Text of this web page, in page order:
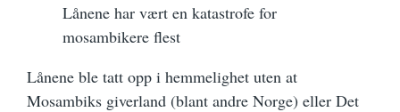
Lånene har vært en katastrofe for
mosambikere flest
Lånene ble tatt opp i hemmelighet uten at
Mosambiks giverland (blant andre Norge) eller Det